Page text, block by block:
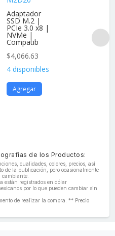
Adaptador
SSD M.2 |
PCIe 3.0 x8 |
NVMe |
Compatib
$4,066.63
4 disponibles
Agregar
de los Productos:
cualidades, colores, precios, así
de la publicación, pero ocasionalmente
están registrados en dólar
por lo que pueden cambiar sin
de realizar la compra. ** Precio